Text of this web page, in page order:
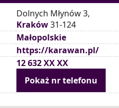
Dolnych Młynów 3,
Kraków31-124
Małopolskie
https://karawan.pl/
12 632 XX XX
Pokaż nr telefonu